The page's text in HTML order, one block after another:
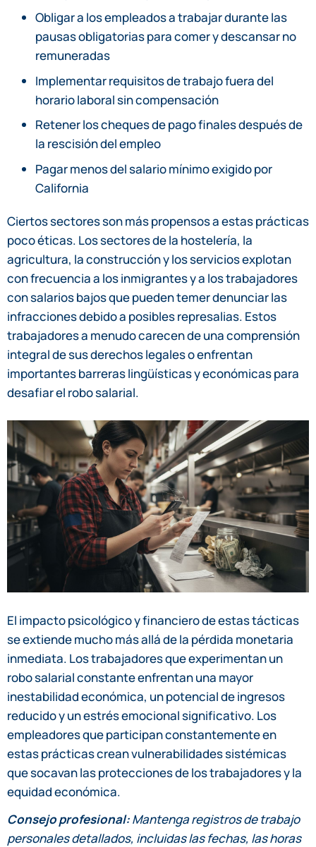
Obligar a los empleados a trabajar durante las
pausas obligatorias para comer y descansar no
remuneradas
Implementar requisitos de trabajo fuera del
horario laboral sin compensación
Retener los cheques de pago finales después de
la rescisión del empleo
Pagar menos del salario mínimo exigido por
California
Ciertos sectores son más propensos a estas prácticas
poco éticas. Los sectores de la hostelería, la
agricultura, la construcción y los servicios explotan
con frecuencia a los inmigrantes y a los trabajadores
con salarios bajos que pueden temer denunciar las
infracciones debido a posibles represalias. Estos
trabajadores a menudo carecen de una comprensión
integral de sus derechos legales o enfrentan
importantes barreras lingüísticas y económicas para
desafiar el robo salarial.
El impacto psicológico y financiero de estas tácticas
se extiende mucho más allá de la pérdida monetaria
inmediata. Los trabajadores que experimentan un
robo salarial constante enfrentan una mayor
inestabilidad económica, un potencial de ingresos
reducido y un estrés emocional significativo. Los
empleadores que participan constantemente en
estas prácticas crean vulnerabilidades sistémicas
que socavan las protecciones de los trabajadores y la
equidad económica.
Consejo profesional:Mantenga registros de trabajo
personales detallados, incluidas las fechas, las horas